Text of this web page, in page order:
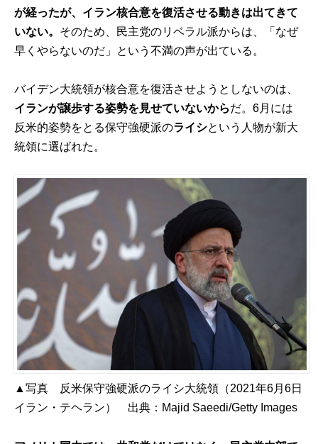
が経ったが、イラン核合意を復活させる動きは出てきて
いない。 そのため、民主党のリベラル派からは、「なぜ
早くやらないのだ」という不満の声が出ている。
バイデン大統領が核合意を復活させようとしないのは、
イランが譲歩する姿勢を見せていないからだ。6月には
反米的姿勢をとる保守強硬派のライシという人物が新大
統領に選ばれた。
▲写真 反米保守強硬派のライシ大統領（2021年6月6日
イラン・テヘラン） 出典： Majid Saeedi/Getty Images